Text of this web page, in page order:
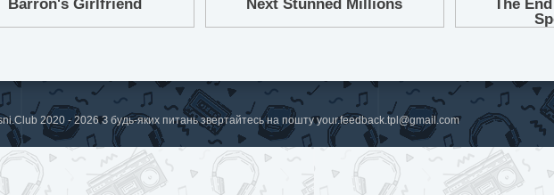
2020 - 2026 З будь-яких питань звертайтесь на поштуyour.feedback.tpl@gmail.com